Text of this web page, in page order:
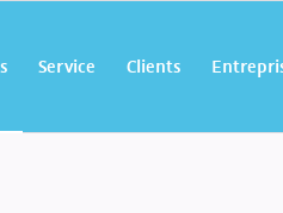
Service Clients